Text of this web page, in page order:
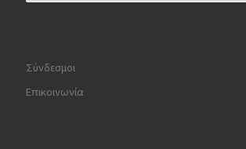
Σύνδεσμοι
Επικοινωνία